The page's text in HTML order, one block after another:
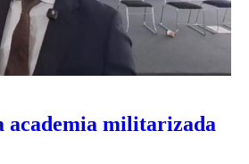
academia militarizada